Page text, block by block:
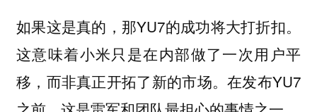
如果这是真的，那YU7的成功将大打折扣。
这意味着小米只是在内部做了一次用户平
移，而非真正开拓了新的市场。在发布YU7